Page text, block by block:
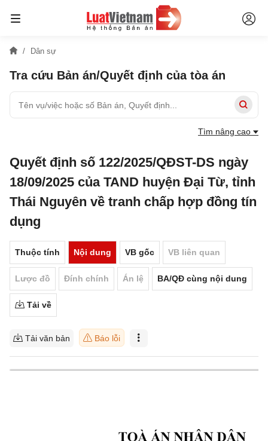
Dân sự
Tra cứu Bản án/Quyết định của tòa án
Tìm nâng cao
Quyết định số 122/2025/QĐST-DS ngày
18/09/2025 của TAND huyện Đại Từ, tỉnh
Thái Nguyên về tranh chấp hợp đồng tín
dụng
Thuộc tính Nội dung VB gốc VB liên quan
Lược đồ Đính chính Án lệ BA/QĐ cùng nội dung
Tải về
Tải văn bản Báo lỗi